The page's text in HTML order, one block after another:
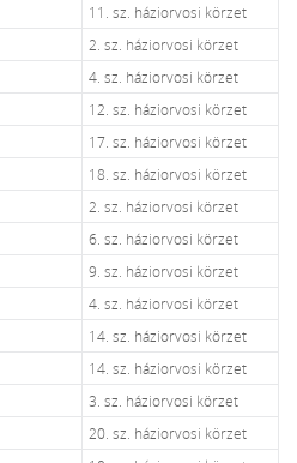
11. sz. háziorvosi körzet
2. sz. háziorvosi körzet
4. sz. háziorvosi körzet
12. sz. háziorvosi körzet
17. sz. háziorvosi körzet
18. sz. háziorvosi körzet
2. sz. háziorvosi körzet
6. sz. háziorvosi körzet
9. sz. háziorvosi körzet
4. sz. háziorvosi körzet
14. sz. háziorvosi körzet
14. sz. háziorvosi körzet
3. sz. háziorvosi körzet
20. sz. háziorvosi körzet